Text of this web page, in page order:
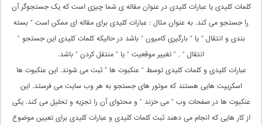
کلمات کلیدی یا عبارات کلیدی در عنوان مقاله ی شما چیزی است که یک جستجوگر آن
را جستجو می کند. به عنوان مثال : عبارات کلیدی برای مقاله ای ممکن است ” بسته
بندی و انتقال ” یا ” بارگیری کامیون ” باشد در حالیکه کلمات کلیدی این جستجو ”
انتقال ” , ” تغییر موقعیت ” یا ” منتقل کردن ” باشد.
عبارات کلیدی و کلمات کلیدی توسط ” عنکبوت ها ” ثبت می شوند. این عنکبوت ها
اسکریپت هایی هستند که موتور های جستجو به هر وب سایت می فرستد. این
عنکبوت ها در صفحات وب ” می خزند ” و محتوای آن را تجزیه و تحلیل می کند. یکی
از کار هایی که انجام می دهند ثبت کلمات کلیدی و عبارات کلیدی برای تعیین موضوع